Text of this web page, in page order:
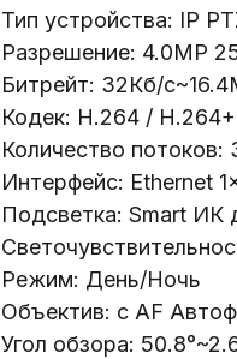
Тип устройства: IP
Разрешение: 4.0MP
Битрейт: 32Кб/
Кодек: H.264 /
Количество потоков:
Интерфейс: Ethernet
Подсветка: Smart ИК
Режим: День/Ночь
Oбъектив: с AF
Угoл обзора: